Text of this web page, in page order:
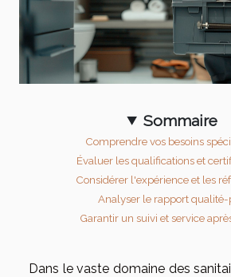
Sommaire
Comprendre vos besoins
Évaluer les qualifications et
Considérer l'expérience et les
Analyser le rapport
Garantir un suivi et service
Dans le vaste domaine des